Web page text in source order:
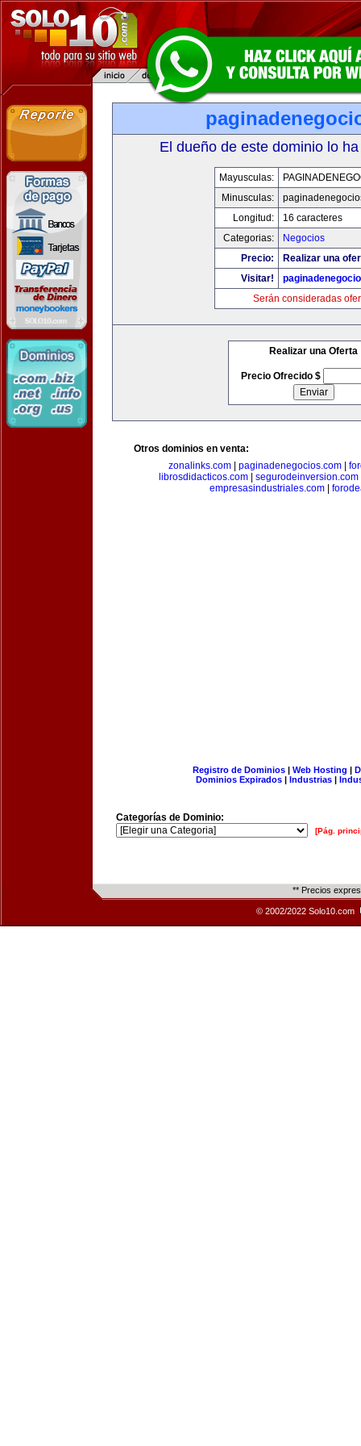
El dueño de este dominio lo
Mayusculas:
Minusculas:
Longitud:
16 caracteres
Categorias:
Negocios
Precio:
Realizar una
Visitar!
Serán consideradas
Realizar una Oferta
Precio Ofrecido $
Otros dominios en venta:
zonalinks.com| paginadenegocios.com|
librosdidacticos.com| segurodeinversion.com
empresasindustriales.com|
Registro de Dominios| Web Hosting |
Dominios Expirados | Industrias |
Categorías de Dominio:
[Pág.
** Precios
© 2002/2022 Solo10.com